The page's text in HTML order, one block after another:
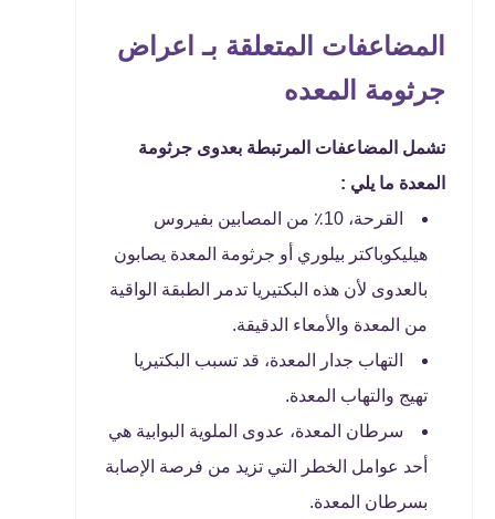
المضاعفات المتعلقة بـ اعراض
جرثومة المعده
تشمل المضاعفات المرتبطة بعدوى جرثومة
المعدة ما يلي :
القرحة، 10٪ من المصابين بفيروس
هيليكوباكتر بيلوري أو جرثومة المعدة يصابون
بالعدوى لأن هذه البكتيريا تدمر الطبقة الواقية
من المعدة والأمعاء الدقيقة.
التهاب جدار المعدة، قد تسبب البكتيريا
تهيج والتهاب المعدة.
سرطان المعدة، عدوى الملوية البوابية هي
أحد عوامل الخطر التي تزيد من فرصة الإصابة
بسرطان المعدة.